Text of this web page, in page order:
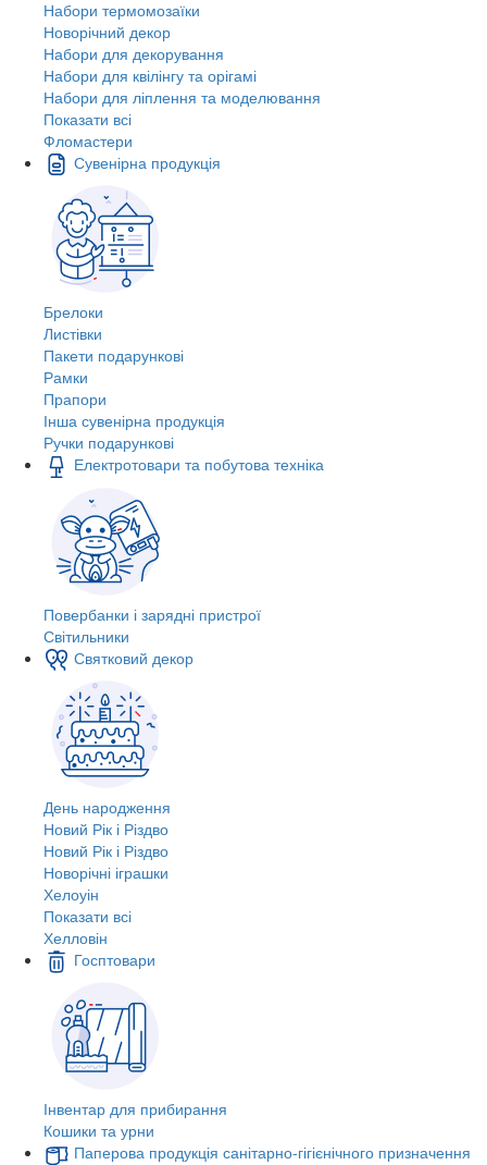
Набори термомозаїки
Новорічний декор
Набори для декорування
Набори для квілінгу та орігамі
Набори для ліплення та моделювання
Показати всі
Фломастери
Сувенірна продукція
Брелоки
Листівки
Пакети подарункові
Рамки
Прапори
Інша сувенірна продукція
Ручки подарункові
Електротовари та побутова техніка
Повербанки і зарядні пристрої
Світильники
Святковий декор
День народження
Новий Рік і Різдво
Новий Рік і Різдво
Новорічні іграшки
Хелоуін
Показати всі
Хелловін
Госптовари
Інвентар для прибирання
Кошики та урни
Паперова продукція санітарно-гігієнічного призначення